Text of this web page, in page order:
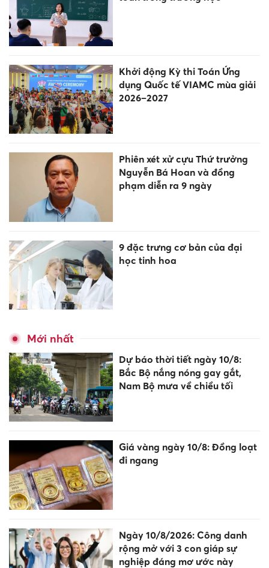
Khởi động Kỳ thi Toán Ứng
dụng Quốc tế VIAMC mùa giải
2026–2027
Phiên xét xử cựu Thứ trưởng
Nguyễn Bá Hoan và đồng
phạm diễn ra 9 ngày
9 đặc trưng cơ bản của đại
học tinh hoa
Mới nhất
Dự báo thời tiết ngày 10/8:
Bắc Bộ nắng nóng gay gắt,
Nam Bộ mưa về chiều tối
Giá vàng ngày 10/8: Đồng loạt
đi ngang
Ngày 10/8/2026: Công danh
rộng mở với 3 con giáp sự
nghiệp đáng mơ ước này